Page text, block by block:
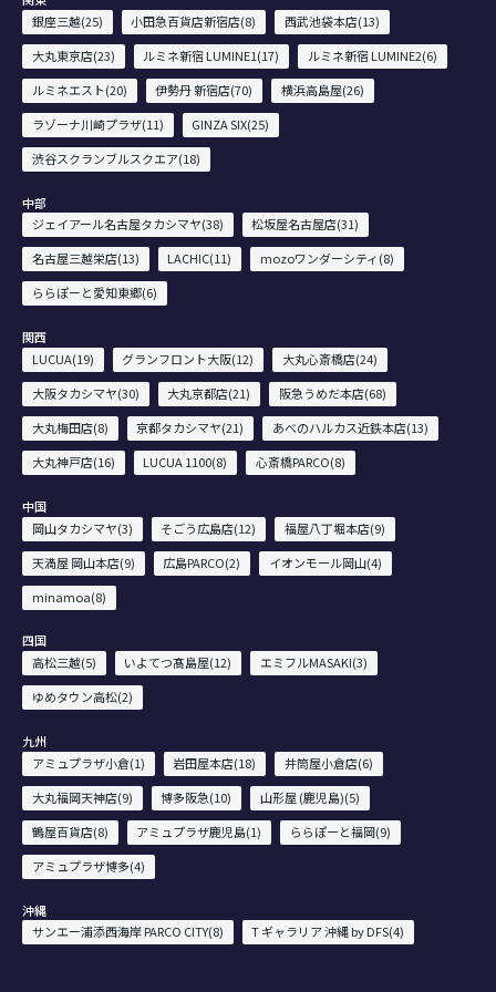
銀座三越(25)
小田急百貨店新宿店(8)
西武池袋本店(13)
大丸東京店(23)
ルミネ新宿 LUMINE1(17)
ルミネ新宿 LUMINE2(6)
ルミネエスト(20)
伊勢丹 新宿店(70)
横浜高島屋(26)
ラゾーナ川崎プラザ(11)
GINZA SIX(25)
渋谷スクランブルスクエア(18)
中部
ジェイアール名古屋タカシマヤ(38)
松坂屋名古屋店(31)
名古屋三越栄店(13)
LACHIC(11)
mozoワンダーシティ(8)
ららぽーと愛知東郷(6)
関西
LUCUA(19)
グランフロント大阪(12)
大丸心斎橋店(24)
大阪タカシマヤ(30)
大丸京都店(21)
阪急うめだ本店(68)
大丸梅田店(8)
京都タカシマヤ(21)
あべのハルカス近鉄本店(13)
大丸神戸店(16)
LUCUA 1100(8) 心斎橋PARCO(8)
中国
岡山タカシマヤ(3)
そごう広島店(12)
福屋八丁堀本店(9)
天満屋 岡山本店(9)
広島PARCO(2)
イオンモール岡山(4)
minamoa(8)
四国
高松三越(5)
いよてつ髙島屋(12)
エミフルMASAKI(3)
ゆめタウン高松(2)
九州
アミュプラザ小倉(1)
岩田屋本店(18)
井筒屋小倉店(6)
大丸福岡天神店(9)
博多阪急(10)
山形屋 (鹿児島)(5)
鶴屋百貨店(8)
アミュプラザ鹿児島(1)
ららぽーと福岡(9)
アミュプラザ博多(4)
沖縄
サンエー浦添西海岸 PARCO CITY(8)
T ギャラリア 沖縄 by DFS(4)